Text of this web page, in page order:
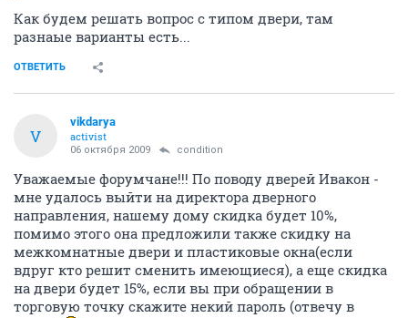
Как будем решать вопрос с типом двери, там
разнаые варианты есть...
ОТВЕТИТЬ
V
vikdarya
activist
06 октября 2009 condition
Уважаемые форумчане!!! По поводу дверей Ивакон -
мне удалось выйти на директора дверного
направления, нашему дому скидка будет 10%,
помимо этого она предложили также скидку на
межкомнатные двери и пластиковые окна(если
вдруг кто решит сменить имеющиеся), а еще скидка
на двери будет 15%, если вы при обращении в
торговую точку скажите некий пароль (отвечу в